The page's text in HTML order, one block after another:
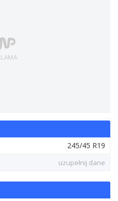
245/45 R19
uzupełnij dane